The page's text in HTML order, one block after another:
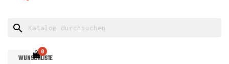
search
WUNSCHLISTE
0